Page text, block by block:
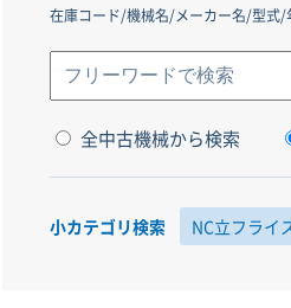
在庫コード/機械名/メーカー名/型式/
全中古機械から検索
小カテゴリ検索 NC立フライ